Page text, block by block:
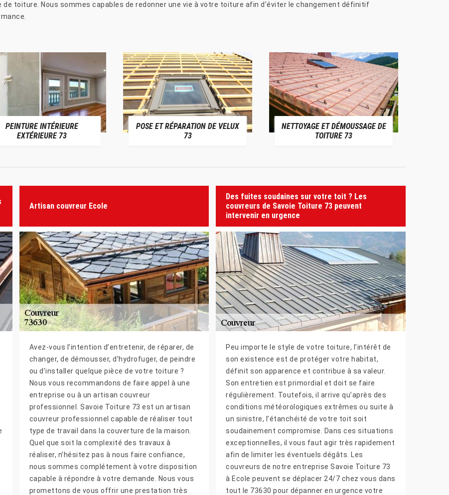
toiture. Nous sommes capables de redonner une vie à votre toiture afin d’éviter le changement définitif
PEINTURE INTÉRIEURE
EXTÉRIEURE 73
POSE ET RÉPARATION DE VELUX
73
NETTOYAGE ET DÉMOUSSAGE DE
TOITURE 73
Artisan couvreur Ecole
Avez-vous l’intention d’entretenir, de réparer, de
changer, de démousser, d’hydrofuger, de peindre
ou d’installer quelque pièce de votre toiture ?
Nous vous recommandons de faire appel à une
entreprise ou à un artisan couvreur
professionnel. Savoie Toiture 73 est un artisan
couvreur professionnel capable de réaliser tout
type de travail dans la couverture de la maison.
Quel que soit la complexité des travaux à
réaliser, n’hésitez pas à nous faire confiance,
nous sommes complétement à votre disposition
capable à répondre à votre demande. Nous vous
promettons de vous offrir une prestation très
Des fuites soudaines sur votre toit ? Les
couvreurs de Savoie Toiture 73 peuvent
intervenir en urgence
Peu importe le style de votre toiture, l’intérêt de
son existence est de protéger votre habitat,
définit son apparence et contribue à sa valeur.
Son entretien est primordial et doit se faire
régulièrement. Toutefois, il arrive qu’après des
conditions météorologiques extrêmes ou suite à
un sinistre, l’étanchéité de votre toit soit
soudainement compromise. Dans ces situations
exceptionnelles, il vous faut agir très rapidement
afin de limiter les éventuels dégâts. Les
couvreurs de notre entreprise Savoie Toiture 73
à Ecole peuvent se déplacer 24/7 chez vous dans
tout le 73630 pour dépanner en urgence votre